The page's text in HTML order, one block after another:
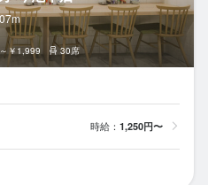
～￥1,999 30席
時給： 1,250円〜